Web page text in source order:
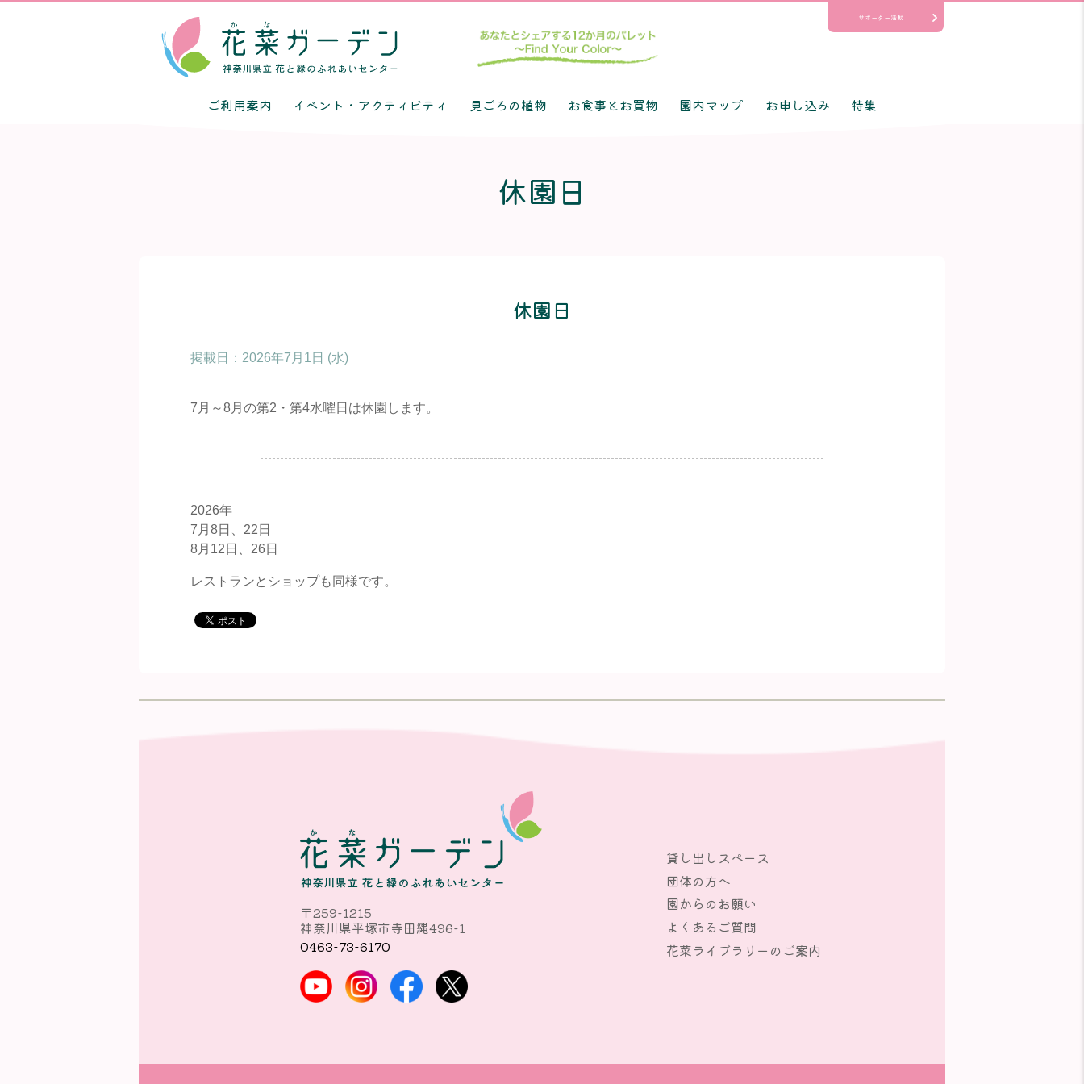
サポーター活動
ご利用案内 イベント・アクティビティ 見ごろの植物 お食事とお買物 園内マップ お申し込み 特集
休園日
休園日
掲載日： 2026年7月1日 (水)
7月～8月の第2・第4水曜日は休園します。
2026年
7月8日、22日
8月12日、26日
レストランとショップも同様です。
〒259-1215
神奈川県平塚市寺田縄496-1
0463-73-6170
貸し出しスペース
団体の方へ
園からのお願い
よくあるご質問
花菜ライブラリーのご案内